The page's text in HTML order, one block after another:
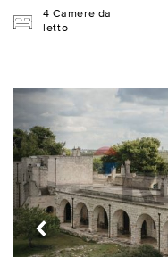
4 Camere da
letto